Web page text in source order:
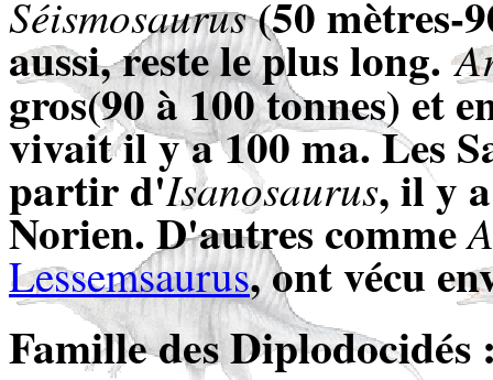
Séismosaurus(50 mètres-
aussi, reste le plus long.
gros(90 à 100 tonnes) et
vivait il y a 100 ma. Les
partir d'Isanosaurus, il y
Norien. D'autres comme
Lessemsaurus, ont vécu
Familledes Diplodocidés